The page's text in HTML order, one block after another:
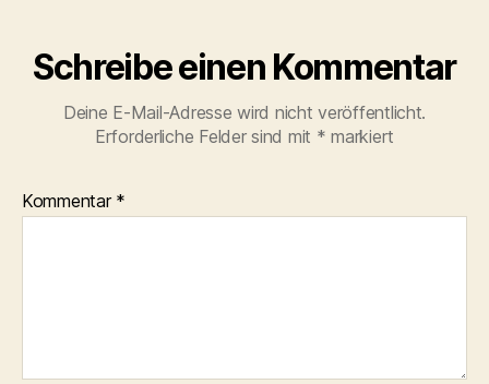
Schreibe einen Kommentar
Deine E-Mail-Adresse wird nicht veröffentlicht.
Erforderliche Felder sind mit * markiert
Kommentar *